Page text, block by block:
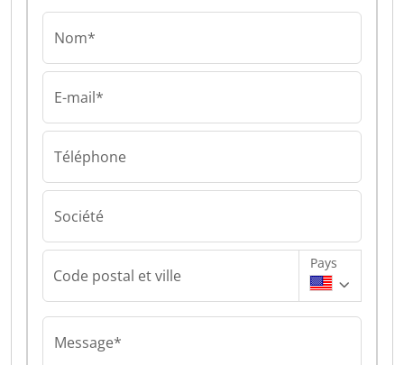
Nom*
E-mail*
Téléphone
Société
Code postal et ville
Pays
Message*